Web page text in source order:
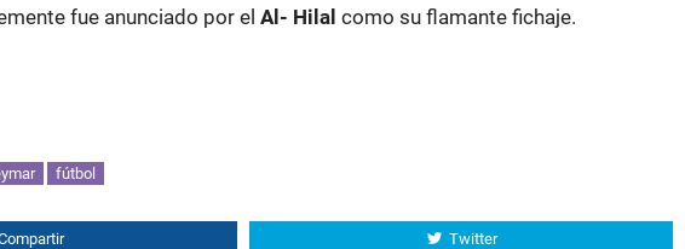
fue anunciado por el Al- Hilal como su flamante fichaje.
fútbol
Twitter